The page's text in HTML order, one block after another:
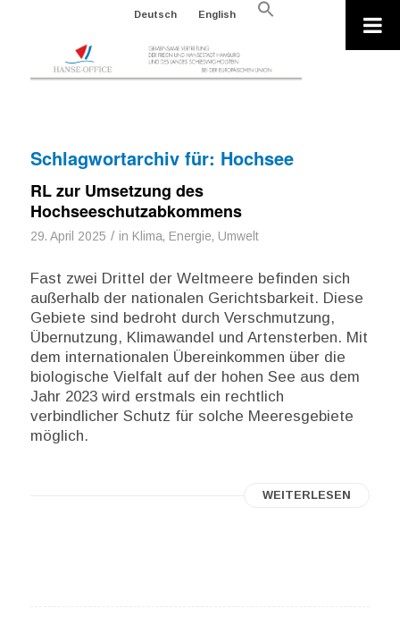
Deutsch English
Search
Schlagwortarchiv für: Hochsee
RL zur Umsetzung des
Hochseeschutzabkommens
29. April 2025 / in Klima, Energie, Umwelt
Fast zwei Drittel der Weltmeere befinden sich
außerhalb der nationalen Gerichtsbarkeit. Diese
Gebiete sind bedroht durch Verschmutzung,
Übernutzung, Klimawandel und Artensterben. Mit
dem internationalen Übereinkommen über die
biologische Vielfalt auf der hohen See aus dem
Jahr 2023 wird erstmals ein rechtlich
verbindlicher Schutz für solche Meeresgebiete
möglich.
WEITERLESEN